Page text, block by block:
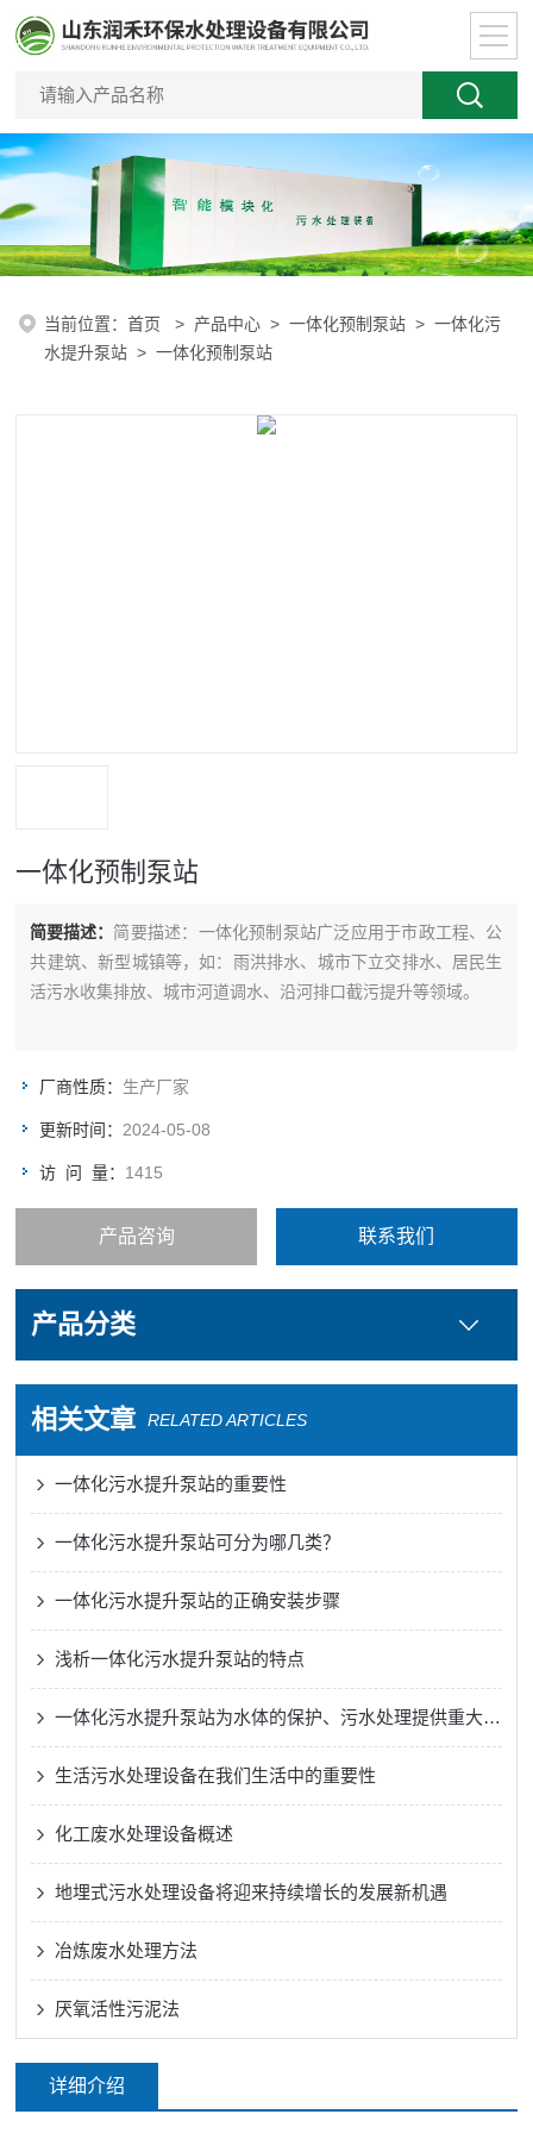
当前位置：首页 > 产品中心 >一体化预制泵站 >一体化污
水提升泵站 > 一体化预制泵站
一体化预制泵站
简要描述： 简要描述：一体化预制泵站广泛应用于市政工程、公
共建筑、新型城镇等，如：雨洪排水、城市下立交排水、居民生
活污水收集排放、城市河道调水、沿河排口截污提升等领域。
厂商性质： 生产厂家
更新时间： 2024-05-08
访 问 量： 1415
产品咨询 联系我们
产品分类
相关文章 RELATED ARTICLES
一体化污水提升泵站的重要性
一体化污水提升泵站可分为哪几类？
一体化污水提升泵站的正确安装步骤
浅析一体化污水提升泵站的特点
一体化污水提升泵站为水体的保护、污水处理提供重大的帮助
生活污水处理设备在我们生活中的重要性
化工废水处理设备概述
地埋式污水处理设备将迎来持续增长的发展新机遇
冶炼废水处理方法
厌氧活性污泥法
详细介绍